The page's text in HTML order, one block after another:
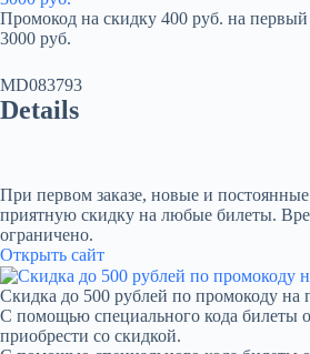
Промокод на скидку 400 руб. на
3000 руб.
MD083793
Details
При первом заказе, новые и
приятную скидку на любые билеты.
ограничено.
Открыть сайт
Скидка до 500 рублей по промокоду на
С помощью специального кода билеты
приобрести со скидкой.